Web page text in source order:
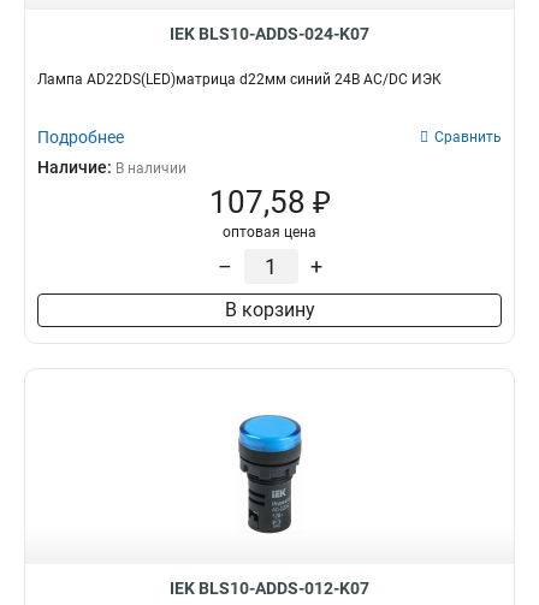
IEK BLS10-ADDS-024-K07
Лампа AD22DS(LED)матрица d22мм синий 24В AC/DC ИЭК
Подробнее Сравнить
Наличие: В наличии
107,58 ₽
оптовая цена
– +
В корзину
IEK BLS10-ADDS-012-K07